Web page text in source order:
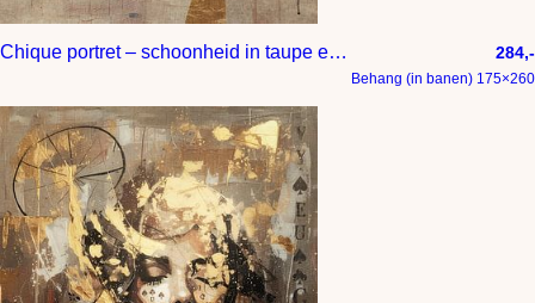
Chique portret – schoonheid in taupe en goud 284,-
Behang (in banen) 175×260